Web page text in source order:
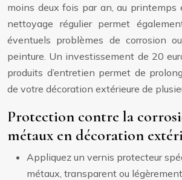
moins deux fois par an, au printemps
nettoyage régulier permet
éventuels problèmes de corrosion
peinture. Un investissement de 20
produits d’entretien permet de
de votre décoration extérieure de
Protection contre la
métaux en décoration
Appliquez un vernis protecteur
métaux, transparent ou